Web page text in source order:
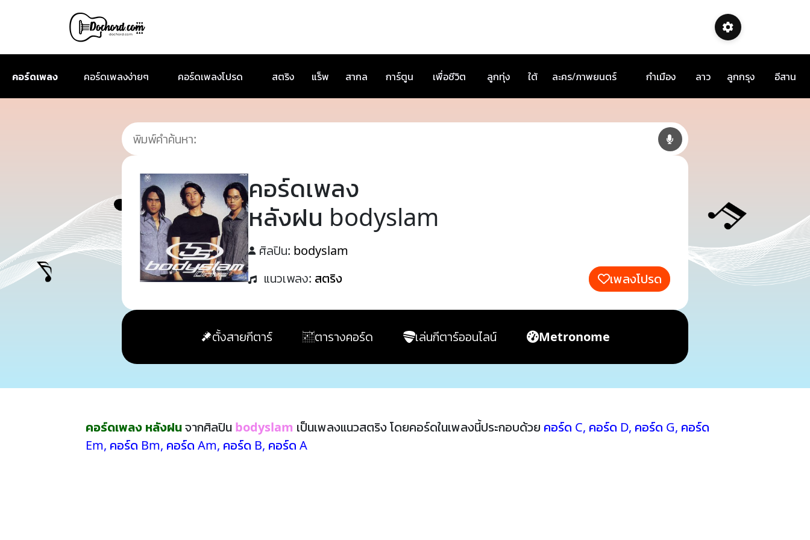
คอร์ดเพลง คอร์ดเพลงง่ายๆ คอร์ดเพลงโปรด สตริง แร็พ สากล การ์ตูน เพื่อชีวิต ลูกทุ่ง ใต้ ละคร/ภาพยนตร์ กำเมือง ลาว ลูกกรุง อีสาน
คอร์ดเพลง
หลังฝน bodyslam
ศิลปิน: bodyslam
แนวเพลง: สตริง เพลงโปรด
ตั้งสายกีตาร์ ตารางคอร์ด เล่นกีตาร์ออนไลน์ Metronome
คอร์ดเพลง หลังฝนจากศิลปิน bodyslam เป็นเพลงแนวสตริง โดยคอร์ดในเพลงนี้ประกอบด้วย คอร์ด C, คอร์ด D, คอร์ด G, คอร์ด
Em, คอร์ด Bm, คอร์ด Am, คอร์ด B, คอร์ด A